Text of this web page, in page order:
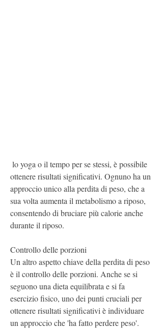
ottenere risultati significativi. Ognuno ha un
approccio unico alla perdita di peso, che a
sua volta aumenta il metabolismo a riposo,
consentendo di bruciare più calorie anche
durante il riposo.
Controllo delle porzioni
Un altro aspetto chiave della perdita di peso
è il controllo delle porzioni. Anche se si
seguono una dieta equilibrata e si fa
esercizio fisico, uno dei punti cruciali per
ottenere risultati significativi è individuare
un approccio che 'ha fatto perdere peso'.